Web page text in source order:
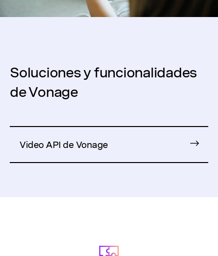
Soluciones y funcionalidades
de Vonage
Video API de Vonage